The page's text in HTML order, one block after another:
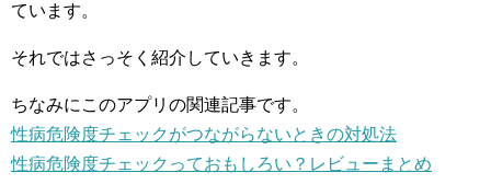
ています。
それではさっそく紹介していきます。
ちなみにこのアプリの関連記事です。
性病危険度チェックがつながらないときの対処法
性病危険度チェックっておもしろい？レビューまとめ